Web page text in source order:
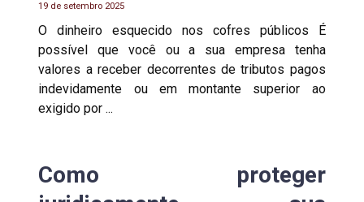
19 de setembro 2025
O dinheiro esquecido nos cofres públicos É
possível que você ou a sua empresa tenha
valores a receber decorrentes de tributos pagos
indevidamente ou em montante superior ao
exigido por ...
Como proteger